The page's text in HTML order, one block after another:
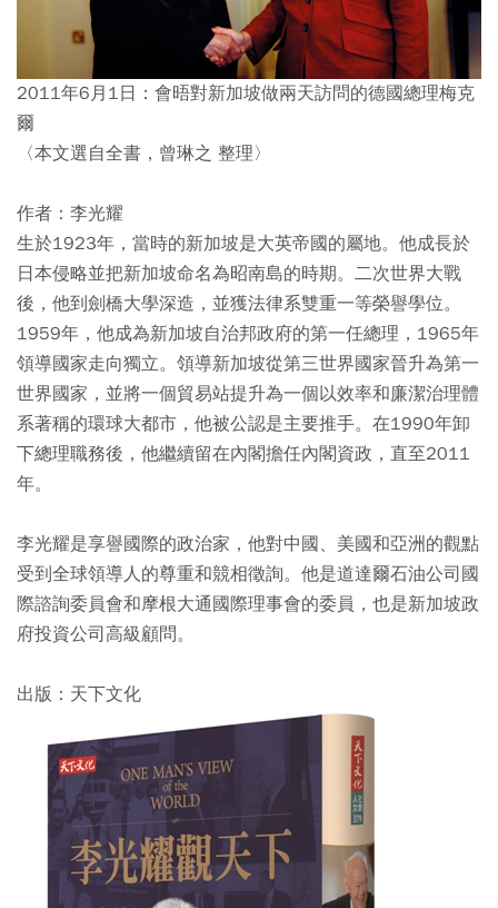
2011年6月1日：會晤對新加坡做兩天訪問的德國總理梅克
爾
〈本文選自全書，曾琳之 整理〉
作者：李光耀
生於1923年，當時的新加坡是大英帝國的屬地。他成長於
日本侵略並把新加坡命名為昭南島的時期。二次世界大戰
後，他到劍橋大學深造，並獲法律系雙重一等榮譽學位。
1959年，他成為新加坡自治邦政府的第一任總理，1965年
領導國家走向獨立。領導新加坡從第三世界國家晉升為第一
世界國家，並將一個貿易站提升為一個以效率和廉潔治理體
系著稱的環球大都市，他被公認是主要推手。在1990年卸
下總理職務後，他繼續留在內閣擔任內閣資政，直至2011
年。
李光耀是享譽國際的政治家，他對中國、美國和亞洲的觀點
受到全球領導人的尊重和競相徵詢。他是道達爾石油公司國
際諮詢委員會和摩根大通國際理事會的委員，也是新加坡政
府投資公司高級顧問。
出版：天下文化